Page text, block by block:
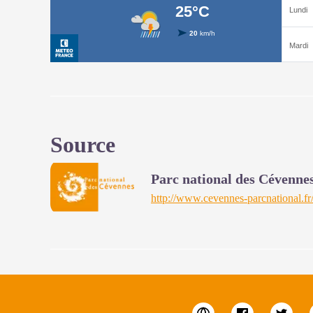
Source
Parc national des
http://www.cevennes-parcnational.fr/